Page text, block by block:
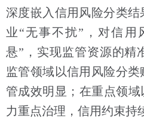
深度嵌入信用风险分类
业“无事不扰”，对信用
悬”，实现监管资源的精
监管领域以信用风险分
管成效明显；在重点领域
力重点治理，信用约束持